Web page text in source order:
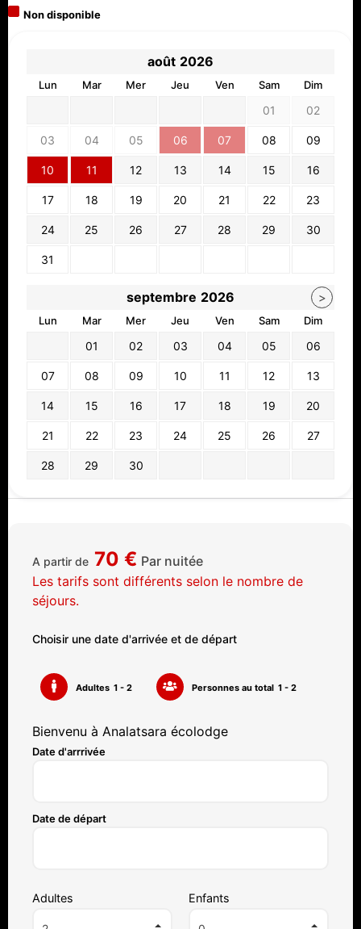
Non disponible
août 2026
Lun Mar Mer Jeu Ven Sam Dim
01 02
03 04 05 06 07 08 09
10 11 12 13 14 15 16
17 18 19 20 21 22 23
24 25 26 27 28 29 30
31
septembre 2026 >
Lun Mar Mer Jeu Ven Sam Dim
01 02 03 04 05 06
07 08 09 10 11 12 13
14 15 16 17 18 19 20
21 22 23 24 25 26 27
28 29 30
A partir de 70 € Par nuitée
Les tarifs sont différents selon le nombre de
séjours.
Choisir une date d'arrivée et de départ
Adultes 1 - 2 Personnes au total 1 - 2
Bienvenu à Analatsara écolodge
Date d'arrrivée
Date de départ
Adultes Enfants